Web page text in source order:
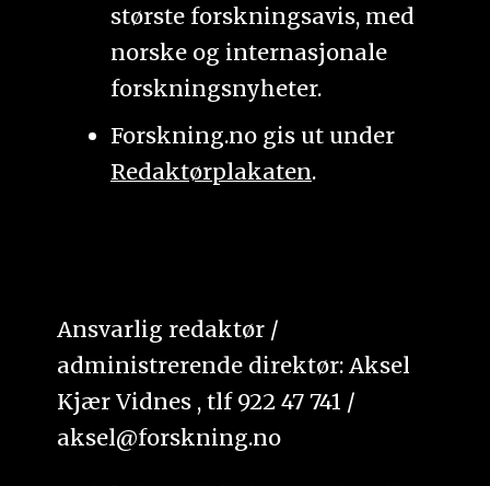
største forskningsavis, med
norske og internasjonale
forskningsnyheter.
Forskning.no gis ut under
Redaktørplakaten.
Ansvarlig redaktør /
administrerende direktør: Aksel
Kjær Vidnes , tlf 922 47 741 /
aksel@forskning.no